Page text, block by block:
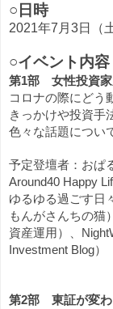
○ 日時
2021年7 月3日（
○イベント内容
第1部　女性投資
コロナの際にどう
きっかけや投資手
色々な話題につい
予定登壇者：おぱ
Around40 Happy
ゆるゆる過ごす日
もんがさんちの猫
資産運用）、
Investment Blog）
第2部　東証が変